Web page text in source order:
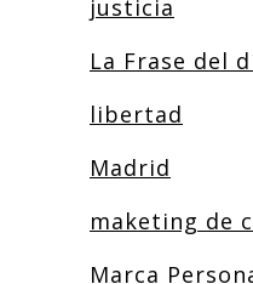
justicia
La Frase del
libertad
Madrid
maketing de
Marca